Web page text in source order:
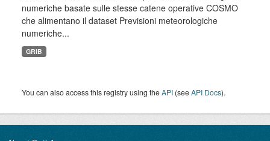
numeriche basate sulle stesse catene operative COSMO
che alimentano il dataset Previsioni meteorologiche
numeriche...
GRIB
You can also access this registry using theAPI (seeAPI Docs).